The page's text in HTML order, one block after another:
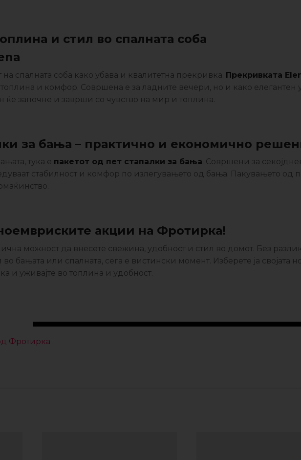
и стил во спалната соба
спалната соба како убава и квалитетна прекривка. Прекривката
и комфор. Совршена е за ладните вечери, но и како елегантен
ќе започне и заврши со чувство на мир и топлина.
за бања – практично и економично
тука е пакетот од пет стапалки за бања. Совршени за
стабилност и комфор по излегувањето од бања. Пакувањето од
акции на Фротирка!
можност да внесете свежина, удобност и стил во домот. Без
бањата или спалната, сега е вистински момент. Изберете ја својата
и уживајте во топлина и удобност.
Фротирка